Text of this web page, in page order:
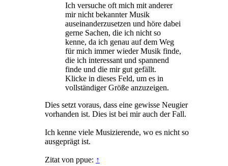
Ich versuche oft mich mit anderer
mir nicht bekannter Musik
auseinanderzusetzen und höre dabei
gerne Sachen, die ich nicht so
kenne, da ich genau auf dem Weg
für mich immer wieder Musik finde,
die ich interessant und spannend
finde und die mir gut gefällt.
Klicke in dieses Feld, um es in
vollständiger Größe anzuzeigen.
Dies setzt voraus, dass eine gewisse Neugier
vorhanden ist. Dies ist bei mir auch der Fall.
Ich kenne viele Musizierende, wo es nicht so
ausgeprägt ist.
Zitat von ppue: ↑